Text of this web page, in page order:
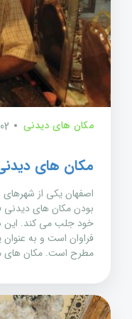
مکان های دیدنی 02 ژوئن 2024
مکان های
اصفهان یکی از شهرهای
بودن مکان های دیدنی
خود جلب می کند. این
فراوان است و به
مطرح است. مکان های